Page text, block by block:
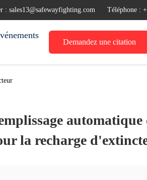
: sales13@safewayfighting.com Téléphone :
Demandez une citation
automatique
la recharge